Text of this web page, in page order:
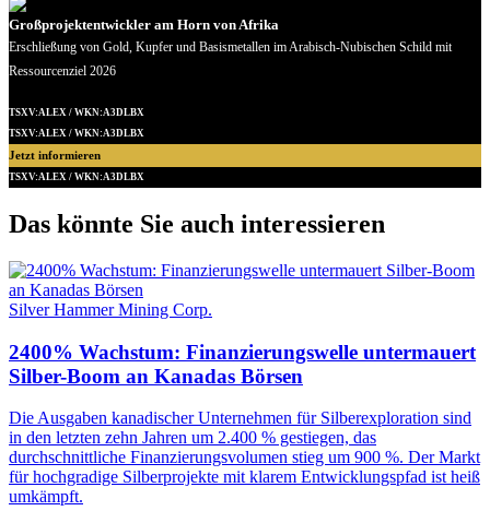
Großprojektentwickler am Horn von Afrika
Erschließung von Gold, Kupfer und Basismetallen im Arabisch-Nubischen Schild mit
Ressourcenziel 2026
TSXV:ALEX / WKN:A3DLBX
TSXV:ALEX / WKN:A3DLBX
Jetzt informieren
TSXV:ALEX / WKN:A3DLBX
Das könnte Sie auch interessieren
Silver Hammer Mining Corp.
2400% Wachstum: Finanzierungswelle untermauert
Silber-Boom an Kanadas Börsen
Die Ausgaben kanadischer Unternehmen für Silberexploration sind
in den letzten zehn Jahren um 2.400 % gestiegen, das
durchschnittliche Finanzierungsvolumen stieg um 900 %. Der Markt
für hochgradige Silberprojekte mit klarem Entwicklungspfad ist heiß
umkämpft.